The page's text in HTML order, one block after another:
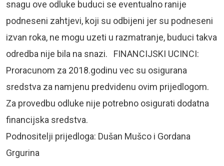
snagu ove odluke buduci se eventualno ranije
podneseni zahtjevi, koji su odbijeni jer su podneseni
izvan roka, ne mogu uzeti u razmatranje, buduci takva
odredba nije bila na snazi. FINANCIJSKI UCINCI:
Proracunom za 2018.godinu vec su osigurana
sredstva za namjenu predvidenu ovim prijedlogom.
Za provedbu odluke nije potrebno osigurati dodatna
financijska sredstva.
Podnositelji prijedloga: Dušan Mušco i Gordana
Grgurina